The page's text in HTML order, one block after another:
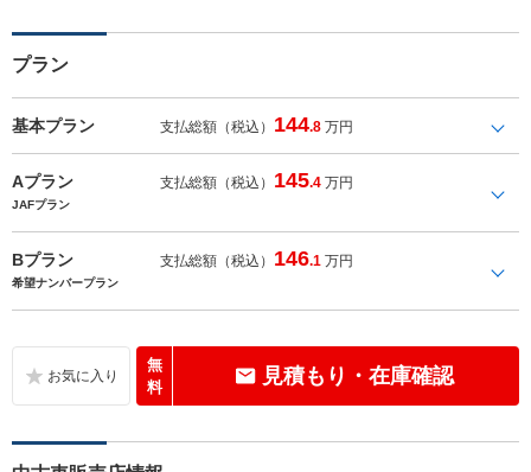
プラン
基本プラン 支払総額（税込） 144.8 万円
Aプラン 支払総額（税込） 145.4 万円
JAFプラン
Bプラン 支払総額（税込） 146.1 万円
希望ナンバープラン
無
料
見積もり・在庫確認